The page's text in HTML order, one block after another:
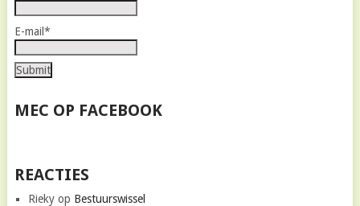
E-mail*
MEC OP FACEBOOK
REACTIES
Riekyop Bestuurswissel